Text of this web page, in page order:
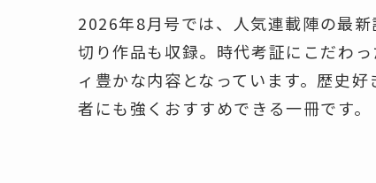
2026年8月号では、人気連載陣の最新
切り作品も収録。時代考証にこだわ
ィ豊かな内容となっています。歴史
者にも強くおすすめできる一冊です。